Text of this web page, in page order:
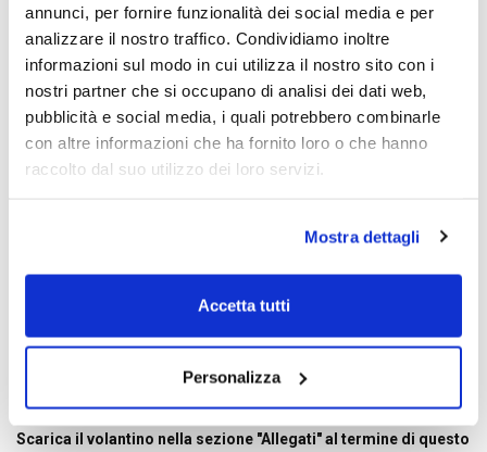
annunci, per fornire funzionalità dei social media e per
analizzare il nostro traffico. Condividiamo inoltre
informazioni sul modo in cui utilizza il nostro sito con i
nostri partner che si occupano di analisi dei dati web,
pubblicità e social media, i quali potrebbero combinarle
con altre informazioni che ha fornito loro o che hanno
raccolto dal suo utilizzo dei loro servizi.
Mostra dettagli
Accetta tutti
Personalizza
Carissimi,in data GIOVEDì 24 LUGLIO con ritrovo alle ore
18.50si terrà il prossimo incontro dellaRassegna Forum Tutto
Intervengono:
, Agronomo consulente
Giovanni La Via, Università di Catania, già europarlamentare
Gianmaria Bettoni
, Presidente Impresa Persona
Scarica il volantino nella sezione "Allegati" al termine di questo